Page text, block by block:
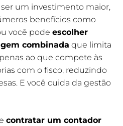
um investimento maior,
benefícios como
você pode escolher
combinada que limita
ao que compete às
com o fisco, reduzindo
E você cuida da gestão
contratar um contador